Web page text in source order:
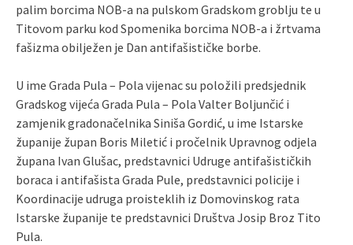
palim borcima NOB-a na pulskom Gradskom groblju te u
Titovom parku kod Spomenika borcima NOB-a i žrtvama
fašizma obilježen je Dan antifašističke borbe.
U ime Grada Pula – Pola vijenac su položili predsjednik
Gradskog vijeća Grada Pula – Pola Valter Boljunčić i
zamjenik gradonačelnika Siniša Gordić, u ime Istarske
županije župan Boris Miletić i pročelnik Upravnog odjela
župana Ivan Glušac, predstavnici Udruge antifašističkih
boraca i antifašista Grada Pule, predstavnici policije i
Koordinacije udruga proisteklih iz Domovinskog rata
Istarske županije te predstavnici Društva Josip Broz Tito
Pula.